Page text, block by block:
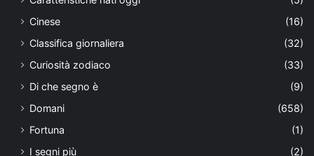
Cinese
(16)
Classifica giornaliera
(32)
Curiosità zodiaco
(33)
Di che segno è
(9)
Domani
(658)
Fortuna
(1)
I segni più
(2)